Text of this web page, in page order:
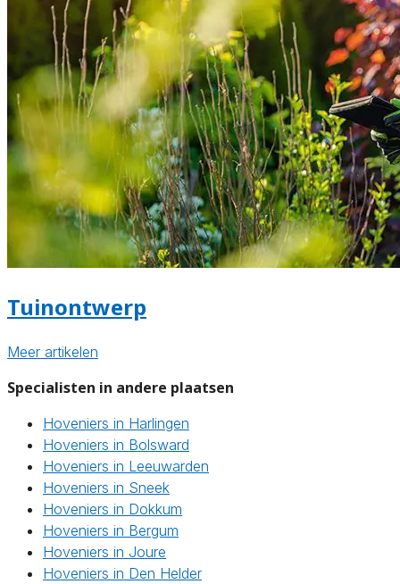
Tuinontwerp
Meer artikelen
Specialisten in andere plaatsen
Hoveniers in Harlingen
Hoveniers in Bolsward
Hoveniers in Leeuwarden
Hoveniers in Sneek
Hoveniers in Dokkum
Hoveniers in Bergum
Hoveniers in Joure
Hoveniers in Den Helder